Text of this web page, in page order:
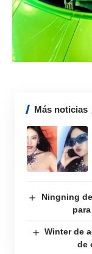
Más noticias
Ningning
Winter de
de